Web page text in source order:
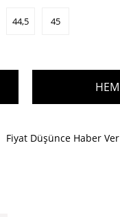
44,5 45
Fiyat Düşünce Haber Ver